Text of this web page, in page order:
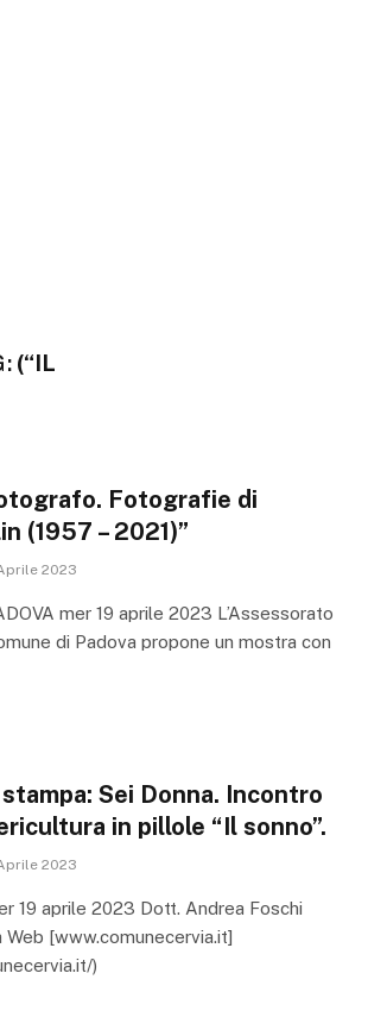
(“IL
Fotografie di
(1957 – 2021)”
2023
mer 19 aprile 2023 L’Assessorato
di Padova propone un mostra con
Sei Donna. Incontro
in pillole “Il sonno”.
2023
19 aprile 2023 Dott. Andrea Foschi
Web [www.comunecervia.it]
)